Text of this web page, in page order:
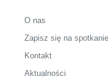
O nas
Zapisz się na spotkanie
Kontakt
Aktualności